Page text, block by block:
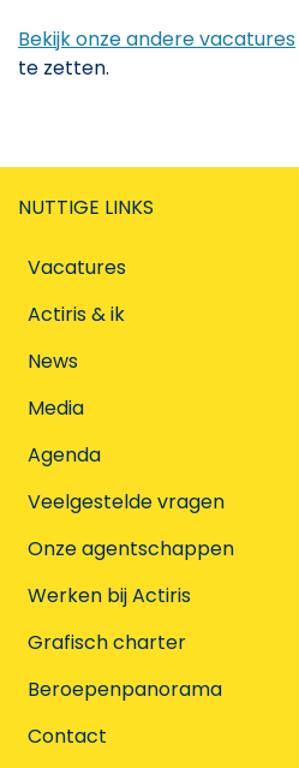
Bekijk onze andere vacatures
te zetten.
NUTTIGE LINKS
Vacatures
Actiris & ik
News
Media
Agenda
Veelgestelde vragen
Onze agentschappen
Werken bij Actiris
Grafisch charter
Beroepenpanorama
Contact